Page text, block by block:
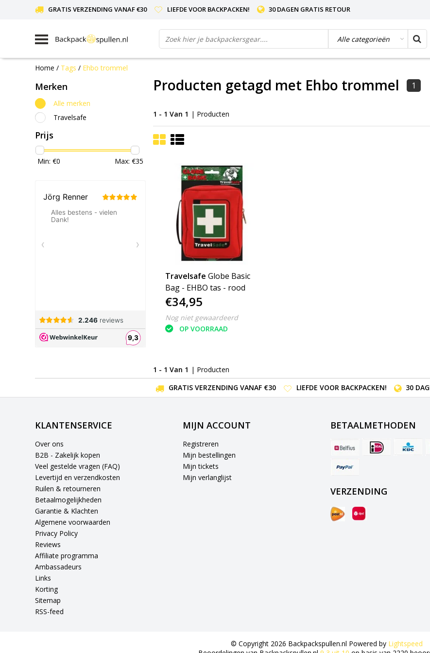
GRATIS VERZENDING VANAF €30 LIEFDE VOOR BACKPACKEN! 30 DAGEN GRATIS RETOUR
Home / Tags / Ehbo trommel
Merken
Alle merken
Travelsafe
Prijs
Min: €0 Max: €35
Producten getagd met Ehbo trommel 1
1 - 1 Van 1 | Producten
Travelsafe Globe Basic
Bag - EHBO tas - rood
€34,95
Nog niet gewaardeerd
OP VOORRAAD
1 - 1 Van 1 | Producten
GRATIS VERZENDING VANAF €30
LIEFDE VOOR BACKPACKEN! 30
KLANTENSERVICE
Over ons
B2B - Zakelijk kopen
Veel gestelde vragen (FAQ)
Levertijd en verzendkosten
Ruilen & retourneren
Betaalmogelijkheden
Garantie & Klachten
Algemene voorwaarden
Privacy Policy
Reviews
Affiliate programma
Ambassadeurs
Links
Korting
Sitemap
RSS-feed
MIJN ACCOUNT
Registreren
Mijn bestellingen
Mijn tickets
Mijn verlanglijst
BETAALMETHODEN
VERZENDING
© Copyright 2026 Backpackspullen.nl Powered by Lightspeed